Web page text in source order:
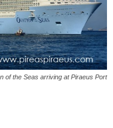
of the Seas arriving at Piraeus Port